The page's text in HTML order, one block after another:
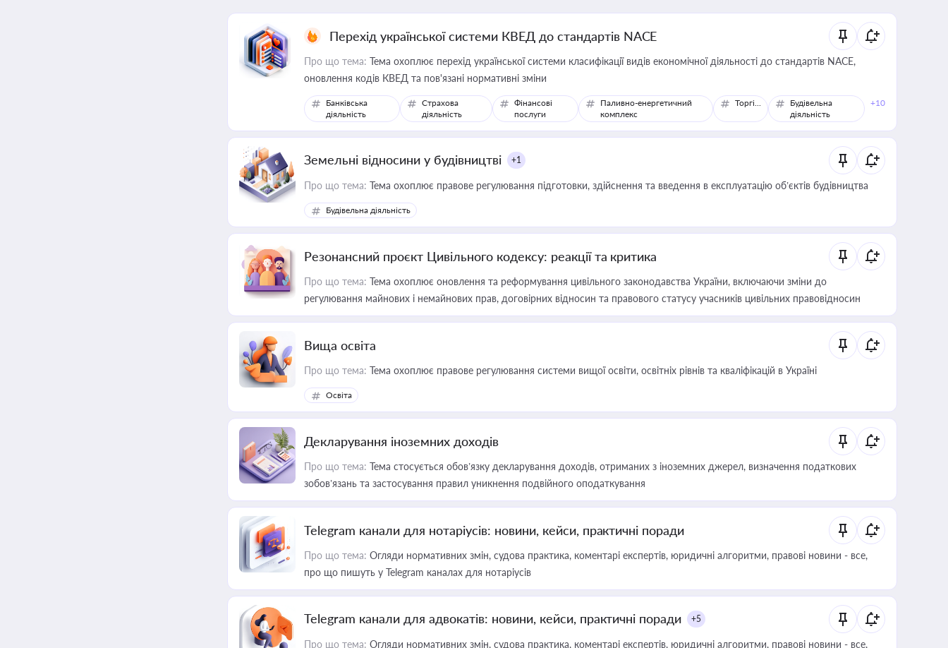
Перехід української системи КВЕД до стандартів NACE
Про що тема: Тема охоплює перехід української системи класифікації видів економічної діяльності до стандартів NACE,
оновлення кодів КВЕД та пов'язані нормативні зміни
Банківська
діяльність
Страхова
діяльність
Фінансові
послуги
Паливно-енергетичний
комплекс
Торгівля
Будівельна
діяльність
+10
Земельні відносини у будівництві +1
Про що тема: Тема охоплює правове регулювання підготовки, здійснення та введення в експлуатацію об’єктів будівництва
Будівельна діяльність
Резонансний проєкт Цивільного кодексу: реакції та критика
Про що тема: Тема охоплює оновлення та реформування цивільного законодавства України, включаючи зміни до
регулювання майнових і немайнових прав, договірних відносин та правового статусу учасників цивільних правовідносин
Вища освіта
Про що тема: Тема охоплює правове регулювання системи вищої освіти, освітніх рівнів та кваліфікацій в Україні
Освіта
Декларування іноземних доходів
Про що тема: Тема стосується обов’язку декларування доходів, отриманих з іноземних джерел, визначення податкових
зобов’язань та застосування правил уникнення подвійного оподаткування
Telegram канали для нотаріусів: новини, кейси, практичні поради
Про що тема: Огляди нормативних змін, судова практика, коментарі експертів, юридичні алгоритми, правові новини - все,
про що пишуть у Telegram каналах для нотаріусів
Telegram канали для адвокатів: новини, кейси, практичні поради +5
Про що тема: Огляди нормативних змін, судова практика, коментарі експертів, юридичні алгоритми, правові новини - все,